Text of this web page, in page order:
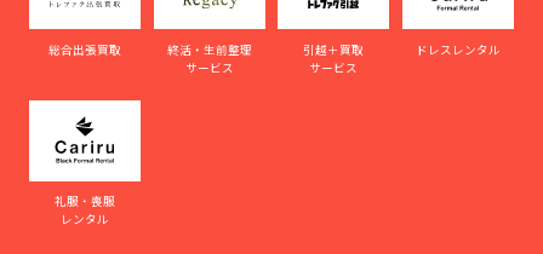
総合出張買取
終活・生前整理
サービス
引越＋買取
サービス
ドレスレンタル
礼服・喪服
レンタル